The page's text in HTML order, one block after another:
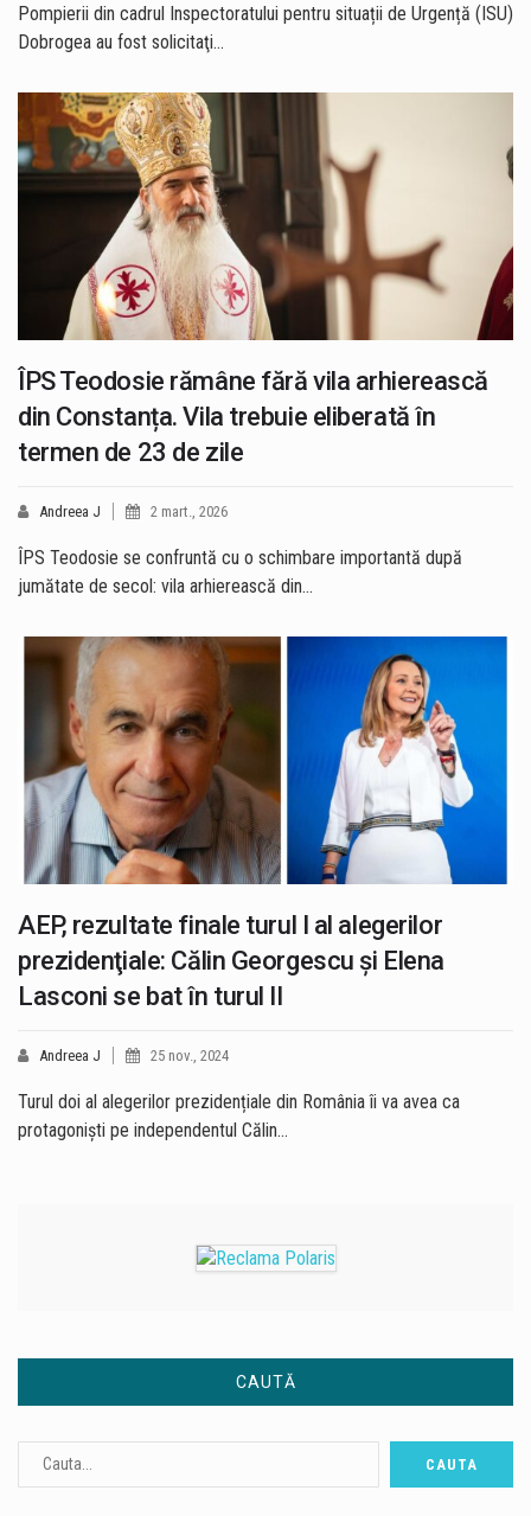
Pompierii din cadrul Inspectoratului pentru situații de Urgență (ISU)
Dobrogea au fost solicitaţi…
ÎPS Teodosie rămâne fără vila arhierească
din Constanța. Vila trebuie eliberată în
termen de 23 de zile
Andreea J 2 mart., 2026
ÎPS Teodosie se confruntă cu o schimbare importantă după
jumătate de secol: vila arhierească din…
AEP, rezultate finale turul I al alegerilor
prezidenţiale: Călin Georgescu și Elena
Lasconi se bat în turul II
Andreea J 25 nov., 2024
Turul doi al alegerilor prezidențiale din România îi va avea ca
protagoniști pe independentul Călin…
CAUTĂ